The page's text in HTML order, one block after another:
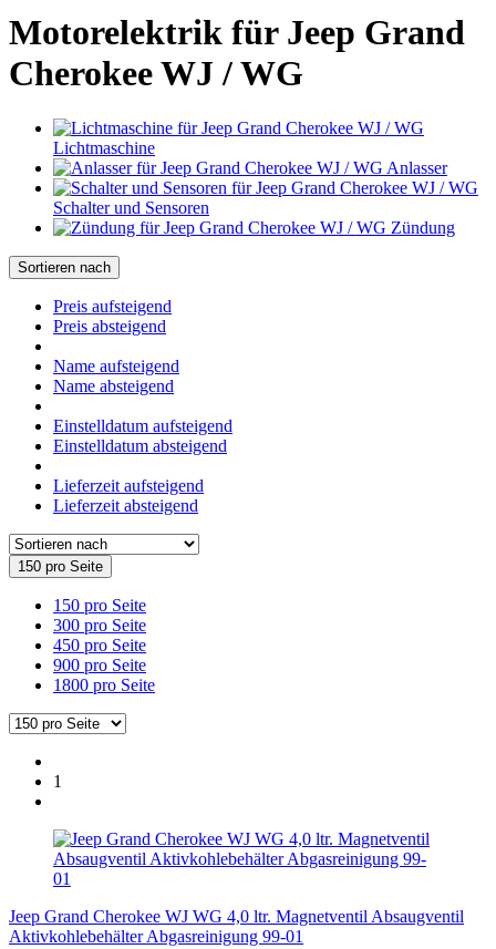
Motorelektrik für Jeep Grand
Cherokee WJ / WG
Lichtmaschine
Anlasser
Schalter und Sensoren
Zündung
Sortieren nach
Preis aufsteigend
Preis absteigend
Name aufsteigend
Name absteigend
Einstelldatum aufsteigend
Einstelldatum absteigend
Lieferzeit aufsteigend
Lieferzeit absteigend
150 pro Seite
150 pro Seite
300 pro Seite
450 pro Seite
900 pro Seite
1800 pro Seite
1
Jeep Grand Cherokee WJ WG 4,0 ltr. Magnetventil Absaugventil
Aktivkohlebehälter Abgasreinigung 99-01